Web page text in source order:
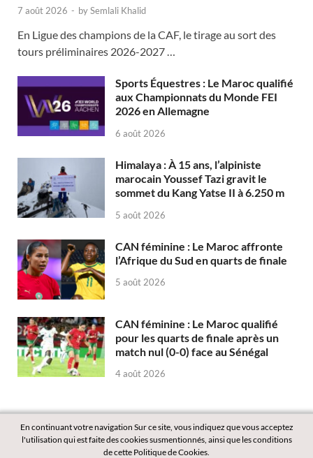
7 août 2026 - bySemlali Khalid
En Ligue des champions de la CAF, le tirage au sort des
tours préliminaires 2026-2027 …
Sports Équestres : Le Maroc qualifié
aux Championnats du Monde FEI
2026 en Allemagne
6 août 2026
Himalaya : À 15 ans, l’alpiniste
marocain Youssef Tazi gravit le
sommet du Kang Yatse II à 6.250 m
5 août 2026
CAN féminine : Le Maroc affronte
l’Afrique du Sud en quarts de finale
5 août 2026
CAN féminine : Le Maroc qualifié
pour les quarts de finale après un
match nul (0-0) face au Sénégal
4 août 2026
En continuant votre navigation Sur ce site, vous indiquez que vous acceptez
l'utilisation qui est faite des cookies susmentionnés, ainsi que les conditions
de cette Politique de Cookies.